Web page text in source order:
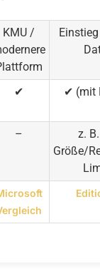
KMU /
✔ ✔ (mit
–
z.
Größe/